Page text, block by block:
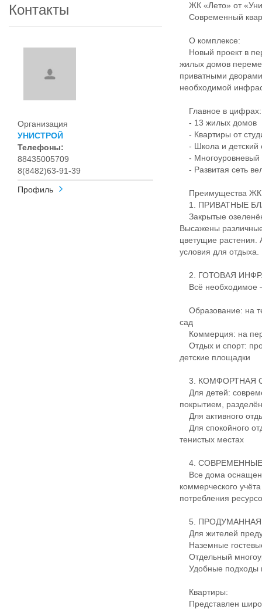
Контакты
Организация
УНИСТРОЙ
Телефоны:
88435005709
8(8482)63-91-39
Профиль
ЖК «Лето» от
Современный
О комплексе:
Новый проект в
жилых домов
приватными
необходимой
Главное в цифрах:
- 13 жилых домов
- Квартиры от
- Школа и детский
- Многоуровневый
- Развитая сеть
Преимущества ЖК
1. ПРИВАТНЫЕ
Закрытые
Высажены
цветущие растения.
условия для отдыха.
2. ГОТОВАЯ
Всё необходимое
Образование: на
сад
Коммерция: на
Отдых и спорт:
детские площадки
3. КОМФОРТНАЯ
Для детей:
покрытием,
Для активного
Для спокойного
тенистых местах
4.
Все дома
коммерческого
потребления
5. ПРОДУМАННАЯ
Для жителей
Наземные
Отдельный
Удобные подходы
Квартиры:
Представлен